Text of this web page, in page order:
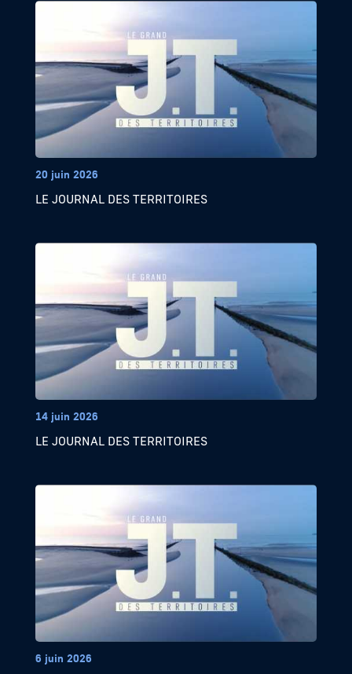
20 juin 2026
LE JOURNAL DES TERRITOIRES
14 juin 2026
LE JOURNAL DES TERRITOIRES
6 juin 2026